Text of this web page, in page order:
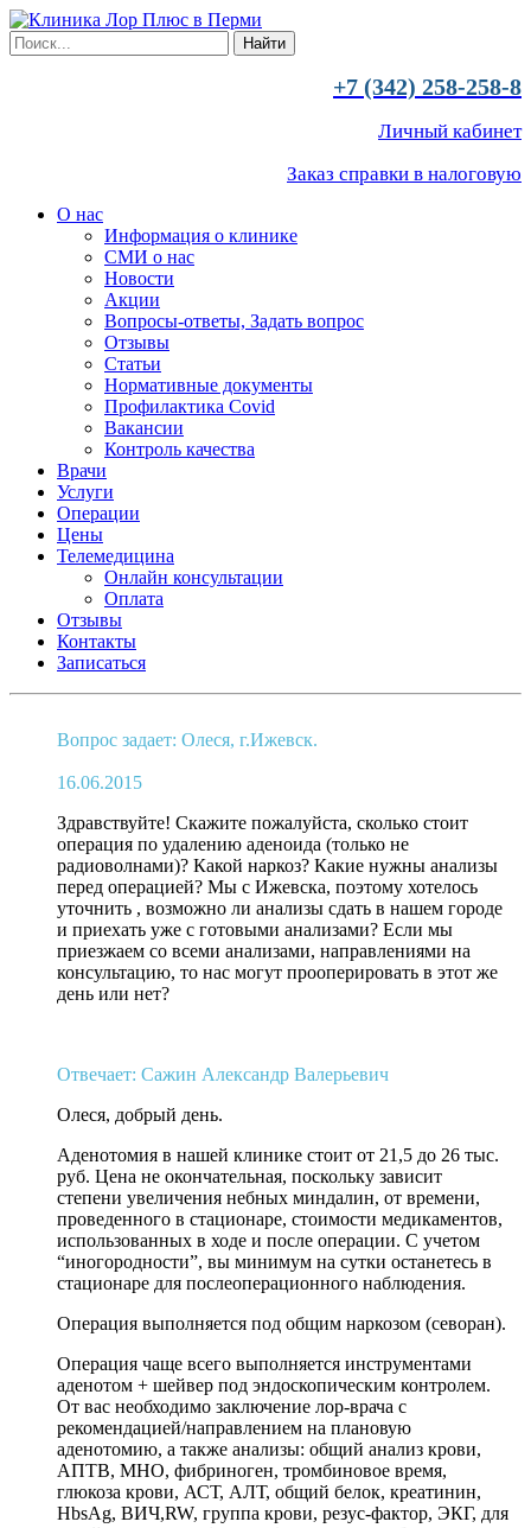
+7 (342) 258-258-8
Личный кабинет
Заказ справки в налоговую
О нас
Информация о клинике
СМИ о нас
Новости
Акции
Вопросы-ответы, Задать вопрос
Отзывы
Статьи
Нормативные документы
Профилактика Covid
Вакансии
Контроль качества
Врачи
Услуги
Операции
Цены
Телемедицина
Онлайн консультации
Оплата
Отзывы
Контакты
Записаться
Вопрос задает: Олеся, г.Ижевск.
16.06.2015
Здравствуйте! Скажите пожалуйста, сколько стоит
операция по удалению аденоида (только не
радиоволнами)? Какой наркоз? Какие нужны анализы
перед операцией? Мы с Ижевска, поэтому хотелось
уточнить , возможно ли анализы сдать в нашем городе
и приехать уже с готовыми анализами? Если мы
приезжаем со всеми анализами, направлениями на
консультацию, то нас могут прооперировать в этот же
день или нет?
Отвечает: Сажин Александр Валерьевич
Олеся, добрый день.
Аденотомия в нашей клинике стоит от 21,5 до 26 тыс.
руб. Цена не окончательная, поскольку зависит
степени увеличения небных миндалин, от времени,
проведенного в стационаре, стоимости медикаментов,
использованных в ходе и после операции. С учетом
“иногородности”, вы минимум на сутки останетесь в
стационаре для послеоперационного наблюдения.
Операция выполняется под общим наркозом (севоран).
Операция чаще всего выполняется инструментами
аденотом + шейвер под эндоскопическим контролем.
От вас необходимо заключение лор-врача с
рекомендацией/направлением на плановую
аденотомию, а также анализы: общий анализ крови,
АПТВ, МНО, фибриноген, тромбиновое время,
глюкоза крови, АСТ, АЛТ, общий белок, креатинин,
HbsAg, ВИЧ,RW, группа крови, резус-фактор, ЭКГ, для